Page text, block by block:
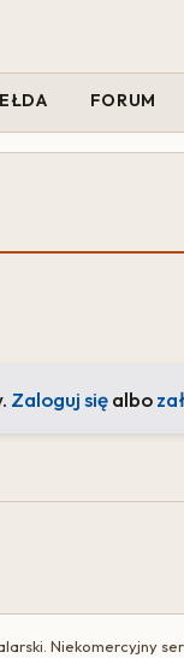
FORUM
Zaloguj sięalbo
Niekomercyjny